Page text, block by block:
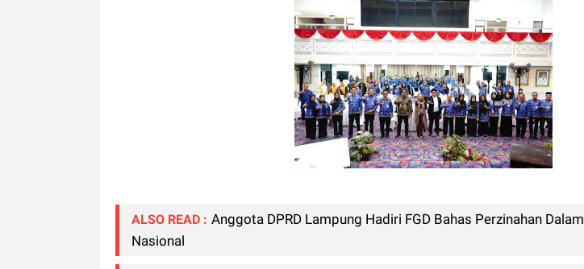
ALSO READ : Anggota DPRD Lampung Hadiri FGD Bahas Perzinahan
Nasional